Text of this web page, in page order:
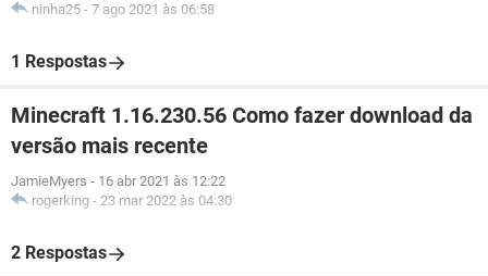
ninha25 - 7 ago 2021 às 06:58
1 Respostas
Minecraft 1.16.230.56 Como fazer download da
versão mais recente
JamieMyers - 16 abr 2021 às 12:22
rogerking - 23 mar 2022 às 04:30
2 Respostas